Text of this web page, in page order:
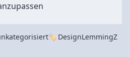
Tags
DesignLemmingZ